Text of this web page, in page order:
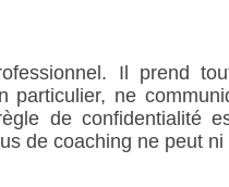
Il prend
particulier, ne
de confidentialité
de coaching ne peut